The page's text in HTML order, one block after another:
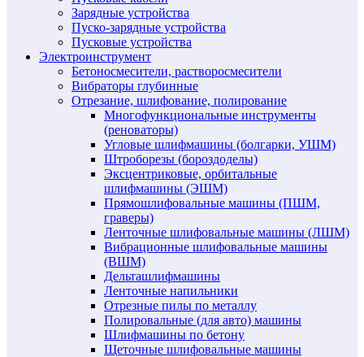
Зарядные устройства
Пуско-зарядные устройства
Пусковые устройства
Электроинструмент
Бетоносмесители, растворосмесители
Вибраторы глубинные
Отрезание, шлифование, полирование
Многофункциональные инструменты
(реноваторы)
Угловые шлифмашины (болгарки, УШМ)
Штроборезы (бороздоделы)
Эксцентриковые, орбитальные
шлифмашины (ЭШМ)
Прямошлифовальные машины (ПШМ,
граверы)
Ленточные шлифовальные машины (ЛШМ)
Вибрационные шлифовальные машины
(ВШМ)
Дельташлифмашины
Ленточные напильники
Отрезные пилы по металлу
Полировальные (для авто) машины
Шлифмашины по бетону
Щеточные шлифовальные машины